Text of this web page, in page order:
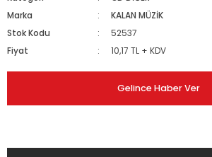
Marka
KALAN MÜZİK
Stok Kodu
52537
Fiyat
10,17 TL + KDV
Gelince Haber Ver